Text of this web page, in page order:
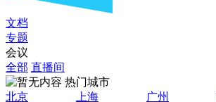
文档
专题
会议
全部 直播间
热门城市
北京
上海 广州